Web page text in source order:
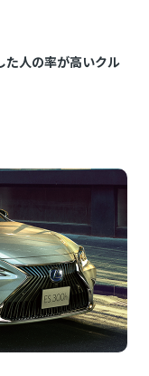
た人の率が高いクル